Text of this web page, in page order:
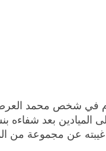
في شخص محمد
الميادين بعد شفاءه
غيبته عن مجموعة من